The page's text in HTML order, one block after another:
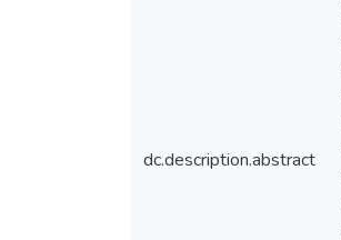
dc.description.abstract